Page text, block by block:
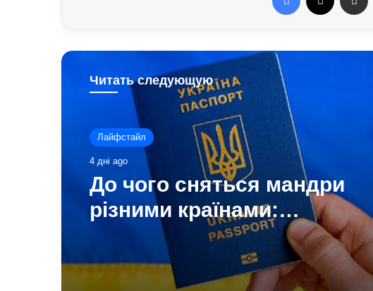
Читать следующую
Финансы
6 днів ago
Чому квартири в Україні
стають мішенню злочинців:
схеми, про які варто знати